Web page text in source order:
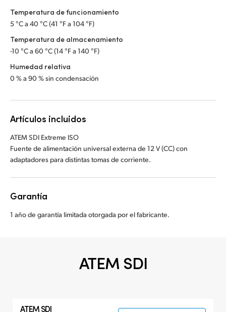
Temperatura de funcionamiento
5 °C a 40 °C (41 °F a 104 °F)
Temperatura de almacenamiento
-10 °C a 60 °C (14 °F a 140 °F)
Humedad relativa
0 % a 90 % sin condensación
Artículos incluidos
ATEM SDI Extreme ISO
Fuente de alimentación universal externa de 12 V (CC) con
adaptadores para distintas tomas de corriente.
Garantía
1 año de garantía limitada otorgada por el fabricante.
ATEM SDI
ATEM SDI